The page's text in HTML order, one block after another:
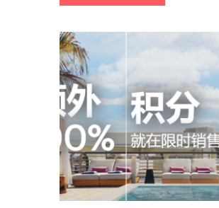
分
高
赠
送
40%
励
（06/23
前），
里
程